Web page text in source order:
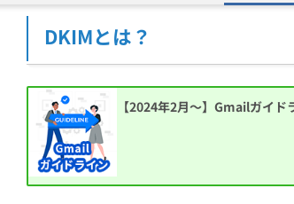
メール配信システム
SMS配信サービス
会員獲得／ニーズ把握
マーケティングブログ
DKIMとは？
【2024年2月～】Gmailガイ